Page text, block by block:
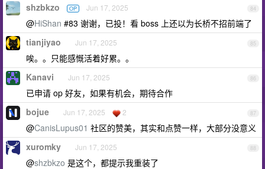
84
shzbkzo OP Jun 17, 2025
@HiShan #83 谢谢，已投！看 boss 上还以为长桥不招前端了
85
tianjiyao Jun 17, 2025
唉。。只能感慨活着好累。。
86
Kanavi Jun 17, 2025
已申请 op 好友，如果有机会，期待合作
87
bojue Jun 17, 2025 2
@CanisLupus01 社区的赞美，其实和点赞一样，大部分没意义
88
xuromky Jun 17, 2025
@shzbkzo 是这个，都提示我重装了